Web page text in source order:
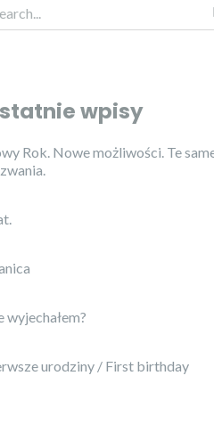
wpisy
Rok. Nowe możliwości. Te
wyjechałem?
urodziny / First birthday